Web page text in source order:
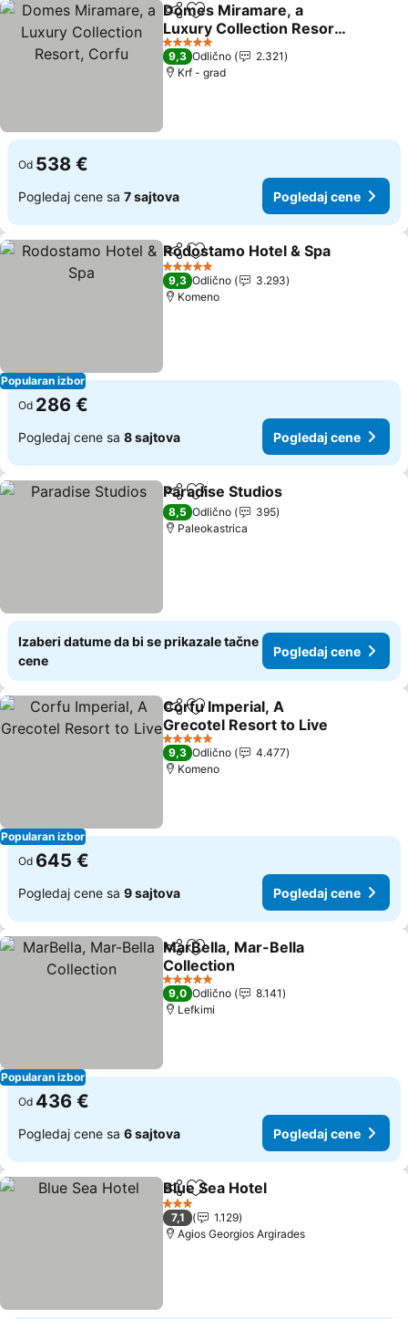
Deli Dodati u favorite
Domes Miramare, a
Luxury Collection Resort,
Corfu
5 Zvezdice
9,3 Odlično
2.321
Krf - grad
Od 538 €
Pogledaj cene sa 7 sajtova Pogledaj cene
Popularan izbor
Deli Dodati u favorite
Rodostamo Hotel & Spa
5 Zvezdice
9,3 Odlično
3.293
Komeno
Od 286 €
Pogledaj cene sa 8 sajtova Pogledaj cene
Deli Dodati u favorite
Paradise Studios
8,5 Odlično
395
Paleokastrica
Izaberi datume da bi se prikazale tačne
cene
Pogledaj cene
Popularan izbor
Deli Dodati u favorite
Corfu Imperial, A
Grecotel Resort to Live
5 Zvezdice
9,3 Odlično
4.477
Komeno
Od 645 €
Pogledaj cene sa 9 sajtova Pogledaj cene
Popularan izbor
Deli Dodati u favorite
MarBella, Mar-Bella
Collection
5 Zvezdice
9,0 Odlično
8.141
Lefkimi
Od 436 €
Pogledaj cene sa 6 sajtova Pogledaj cene
Deli Dodati u favorite
Blue Sea Hotel
3 Zvezdice
7,1
1.129
Agios Georgios Argirades